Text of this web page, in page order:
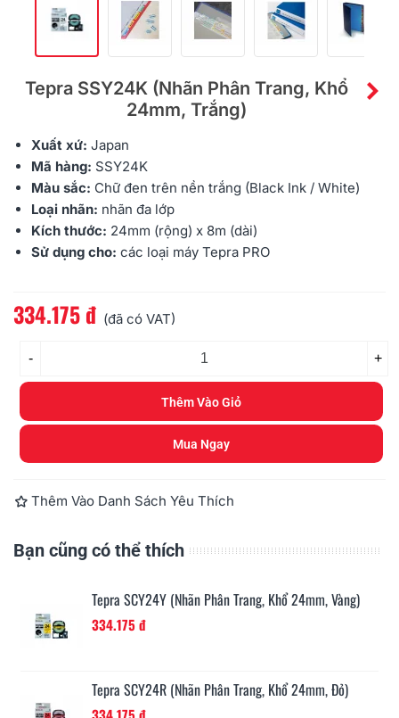
Tepra SSY24K (Nhãn Phân Trang, Khổ
24mm, Trắng)
Xuất xứ: Japan
Mã hàng: SSY24K
Màu sắc: Chữ đen trên nền trắng (Black Ink / White)
Loại nhãn: nhãn đa lớp
Kích thước: 24mm (rộng) x 8m (dài)
Sử dụng cho: các loại máy Tepra PRO
Đọc thêm
334.175 đ (đã có VAT)
- +
Thêm Vào Giỏ
Mua Ngay
Thêm Vào Danh Sách Yêu Thích
Bạn cũng có thể thích
Tepra SCY24Y (Nhãn Phân Trang, Khổ 24mm, Vàng)
334.175 đ
Tepra SCY24R (Nhãn Phân Trang, Khổ 24mm, Đỏ)